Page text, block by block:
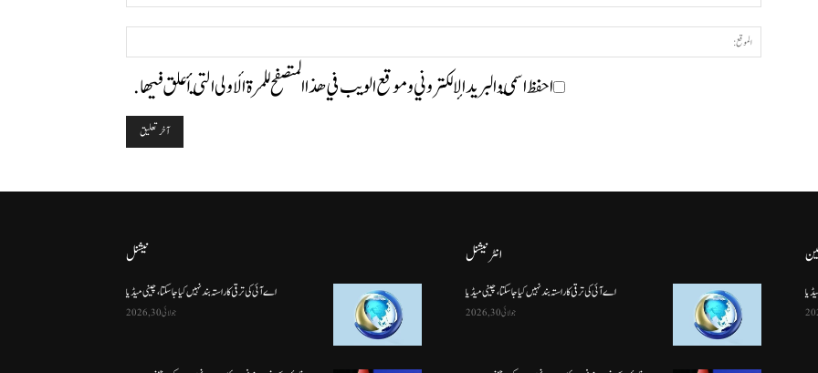
الموقع:
احفظ اسمي والبريد الإلكتروني وموقع الويب في هذا المتصفح للمرة الأولى التي أعلق فيها.
نیشنل
اے آئی کی ترقی کا راستہ بند نہیں کیا جا سکتا، چینی میڈیا
جولائی 30, 2026
انٹرنیشنل
اے آئی کی ترقی کا راستہ بند نہیں کیا جا سکتا، چینی میڈیا
جولائی 30, 2026